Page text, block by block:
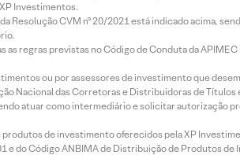
Investimentos.
CVM nº 20/2021 está indicado acima,
regras previstas no Código de Conduta da
ou por assessores de investimento que
Nacional das Corretoras e Distribuidoras de
atuar como intermediário e solicitar autorização
de investimento oferecidos pela XP
e do Código ANBIMA de Distribuição de Produtos